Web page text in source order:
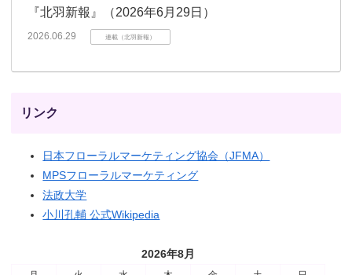
『北羽新報』（2026年6月29日）
2026.06.29 連載（北羽新報）
リンク
日本フローラルマーケティング協会（JFMA）
MPSフローラルマーケティング
法政大学
小川孔輔 公式Wikipedia
2026年8月